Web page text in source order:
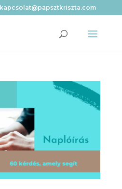
kapcsolat@papsztkriszta.com